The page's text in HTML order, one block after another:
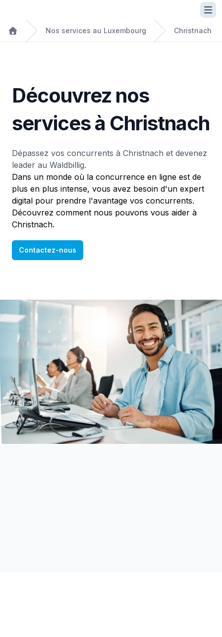
Nos services au Luxembourg Christnach
Découvrez nos
services à Christnach
Dépassez vos concurrents à Christnach et devenez
leader au Waldbillig.
Dans un monde où la concurrence en ligne est de
plus en plus intense, vous avez besoin d'un expert
digital pour prendre l'avantage vos concurrents.
Découvrez comment nous pouvons vous aider à
Christnach.
Contactez-nous